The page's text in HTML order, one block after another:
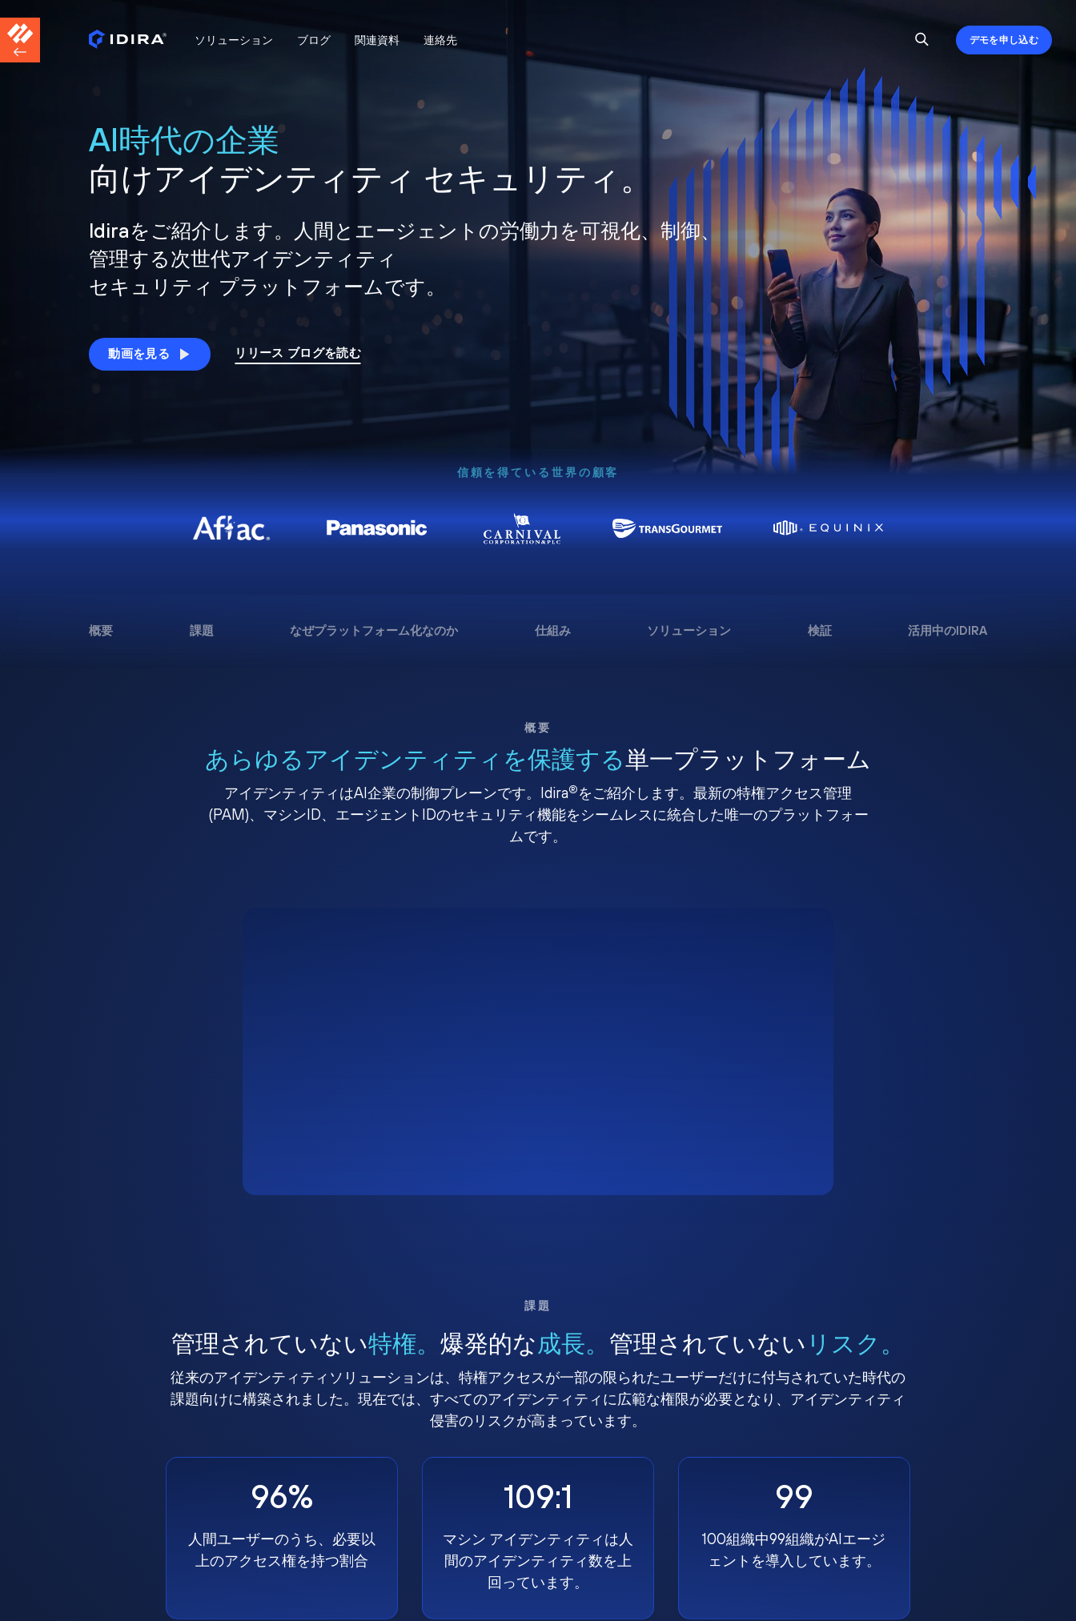
ソリューション ブログ 関連資料 連絡先 デモを申し込む
AI時代の企業
向けアイデンティティ セキュリティ。
Idiraをご紹介します。人間とエージェントの労働力を可視化、制御、
管理する次世代アイデンティティ
セキュリティ プラットフォームです。
動画を見る リリース ブログを読む
信頼を得ている世界の顧客
概要 課題 なぜプラットフォーム化なのか 仕組み ソリューション 検証 活用中のIDIRA
概要
あらゆるアイデンティティを保護する単一プラットフォーム
アイデンティティはAI企業の制御プレーンです。Idira®をご紹介します。最新の特権アクセス管理
(PAM)、マシンID、エージェントIDのセキュリティ機能をシームレスに統合した唯一のプラットフォー
ムです。
課題
管理されていない特権。 爆発的な成長。 管理されていない リスク。
従来のアイデンティティソリューションは、特権アクセスが一部の限られたユーザーだけに付与されていた時代の
課題向けに構築されました。現在では、すべてのアイデンティティに広範な権限が必要となり、アイデンティティ
侵害のリスクが高まっています。
96%
人間ユーザーのうち、必要以
上のアクセス権を持つ割合
109:1
マシン アイデンティティは人
間のアイデンティティ数を上
回っています。
99
100組織中99組織がAIエージ
ェントを導入しています。